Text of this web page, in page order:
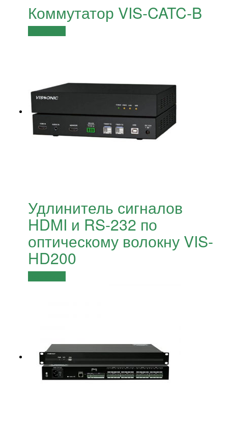
Коммутатор VIS-CATC-B
Удлинитель сигналов
HDMI и RS-232 по
оптическому волокну VIS-
HD200